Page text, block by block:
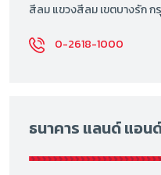
สีลม แขวงสีลม เขตบางรัก ก
0-2618-1000
ธนาคาร แลนด์ แอน